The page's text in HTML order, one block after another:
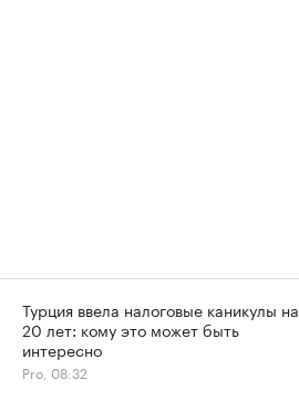
Турция ввела налоговые каникулы на
20 лет: кому это может быть
интересно
Pro, 08:32